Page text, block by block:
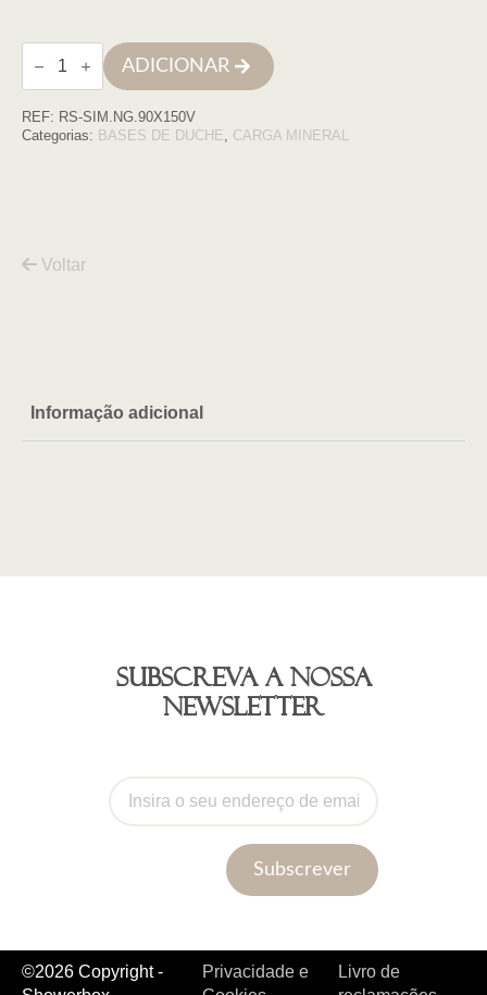
Quantidade
de
Base
duche
SIMPLE
ADICIONAR
REF: RS-SIM.NG.90X150V
Categorias: BASES DE DUCHE, CARGA MINERAL
Voltar
Informação adicional
Subscreva a nossa
newsletter
Subscrever
©2026 Copyright -
Privacidade e
Livro de